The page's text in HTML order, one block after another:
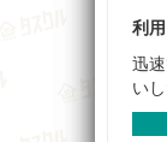
利
迅
い